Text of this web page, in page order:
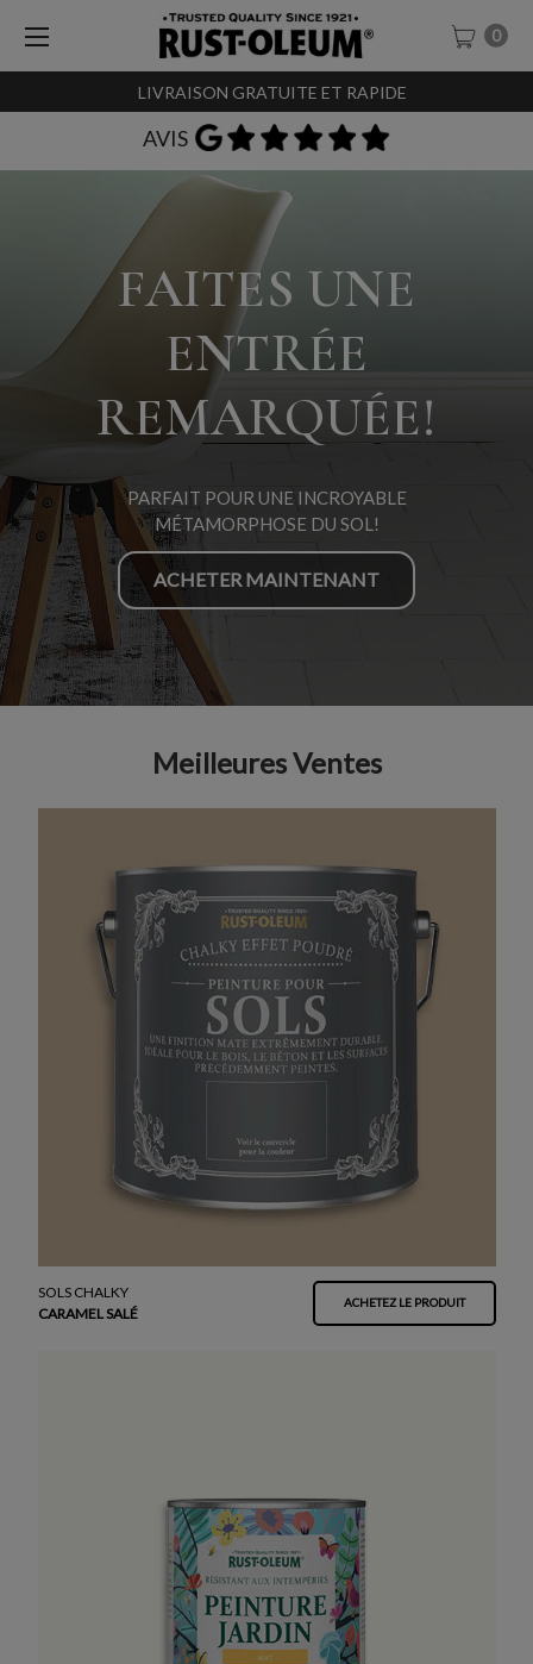
LIVRAISON GRATUITE ET RAPIDE
0
EXPÉDITION LE JOUR MÊME
FAITES UNE
ENTRÉE
REMARQUÉE!
PARFAIT POUR UNE INCROYABLE
MÉTAMORPHOSE DU SOL!
ACHETER MAINTENANT
Meilleures Ventes
SOLS CHALKY
CARAMEL SALÉ
ACHETEZ LE PRODUIT